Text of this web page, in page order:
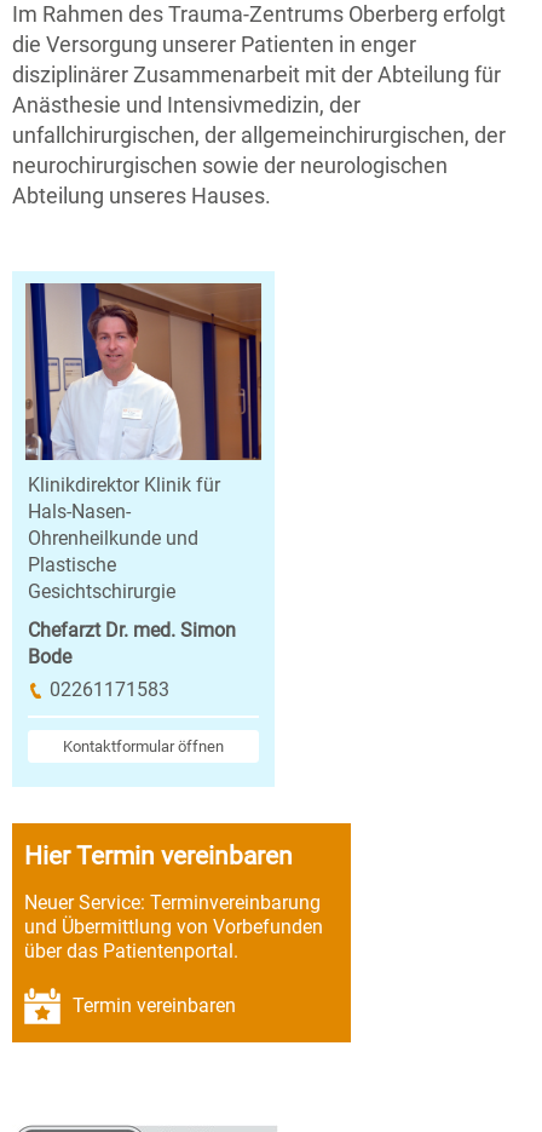
Im Rahmen des Trauma-Zentrums Oberberg erfolgt
die Versorgung unserer Patienten in enger
disziplinärer Zusammenarbeit mit der Abteilung für
Anästhesie und Intensivmedizin, der
unfallchirurgischen, der allgemeinchirurgischen, der
neurochirurgischen sowie der neurologischen
Abteilung unseres Hauses.
Klinikdirektor Klinik für
Hals-Nasen-
Ohrenheilkunde und
Plastische
Gesichtschirurgie
Chefarzt Dr. med. Simon
Bode
02261171583
Kontaktformular öffnen
Hier Termin vereinbaren
Neuer Service: Terminvereinbarung
und Übermittlung von Vorbefunden
über das Patientenportal.
Termin vereinbaren